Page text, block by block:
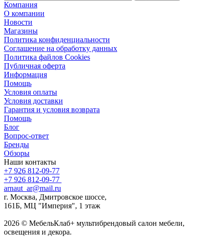
Компания
О компании
Новости
Магазины
Политика конфиденциальности
Соглашение на обработку данных
Политика файлов Cookies
Публичная оферта
Информация
Помощь
Условия оплаты
Условия доставки
Гарантия и условия возврата
Помощь
Блог
Вопрос-ответ
Бренды
Обзоры
Наши контакты
+7 926 812-09-77
+7 926 812-09-77
arnaut_ar@mail.ru
г. Москва, Дмитровское шоссе,
161Б, МЦ "Империя", 1 этаж
2026 © МебельКлаб+ мультибрендовый салон мебели,
освещения и декора.